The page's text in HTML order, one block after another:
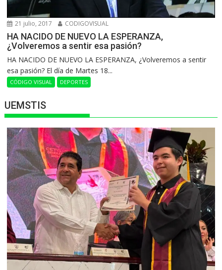
21 julio, 2017 CODIGOVISUAL
HA NACIDO DE NUEVO LA ESPERANZA,
¿Volveremos a sentir esa pasión?
HA NACIDO DE NUEVO LA ESPERANZA, ¿Volveremos a sentir
esa pasión? El día de Martes 18...
CÓDIGO VISUAL DEPORTES
UEMSTIS